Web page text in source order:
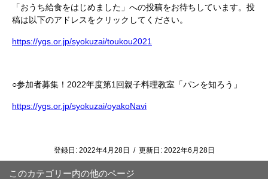
「おうち給食をはじめました」への投稿をお待ちしています。投
稿は以下のアドレスをクリックしてください。
https://ygs.or.jp/syokuzai/toukou2021
○参加者募集！2022年度第1回親子料理教室「パンを知ろう」
https://ygs.or.jp/syokuzai/oyakoNavi
登録日: 2022年4月28日 / 更新日: 2022年6月28日
このカテゴリー内の他のページ